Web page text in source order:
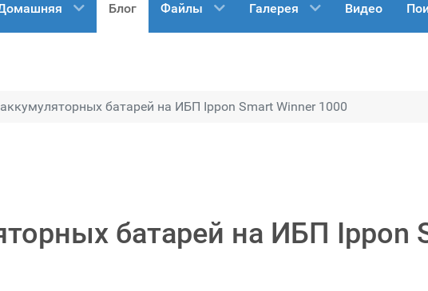
Блог Файлы Галерея Видео
батарей на ИБП Ippon Smart Winner 1000
батарей на ИБП Ippon